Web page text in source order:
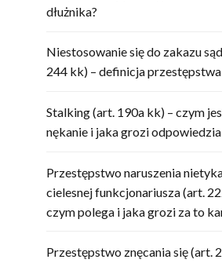
dłużnika?
Niestosowanie się do zakazu
244 kk) – definicja
Stalking (art. 190a kk) – czym
nękanie i jaka grozi
Przestępstwo naruszenia
cielesnej funkcjonariusza (art.
czym polega i jaka grozi za to
Przestępstwo znęcania się (art.